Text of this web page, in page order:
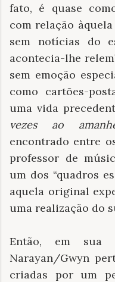
fato, é quase
com relação
sem notícias do
acontecia-lhe
sem emoção
como cartões-
uma vida
vezes ao
encontrado entre
professor de
um dos “quadros
aquela original
uma realização do
Então, em sua
Narayan/Gwyn
criadas por um